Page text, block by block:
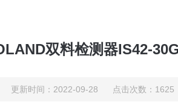
双料检测器IS42-
更新时间：2022-09-28 点击次数：1625